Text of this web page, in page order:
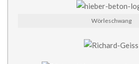
Wörleschwang